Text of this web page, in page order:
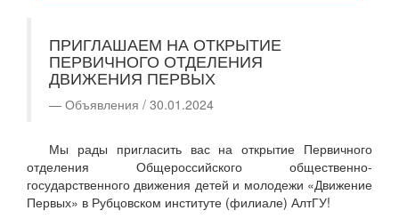
ПРИГЛАШАЕМ НА ОТКРЫТИЕ
ПЕРВИЧНОГО ОТДЕЛЕНИЯ
ДВИЖЕНИЯ ПЕРВЫХ
Объявления / 30.01.2024
Мы рады пригласить вас на открытие Первичного
отделения Общероссийского общественно-
государственного движения детей и молодежи «Движение
Первых» в Рубцовском институте (филиале) АлтГУ!